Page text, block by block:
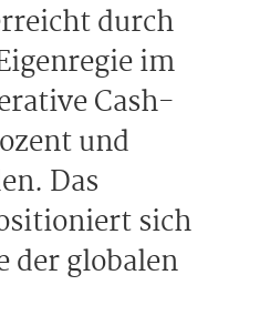
durch
im
Cash-
und
Das
sich
der globalen